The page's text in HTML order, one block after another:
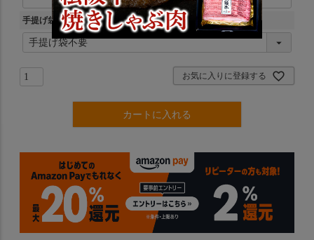
手提げ袋
必
お気に入りに登録する
カートに入れる